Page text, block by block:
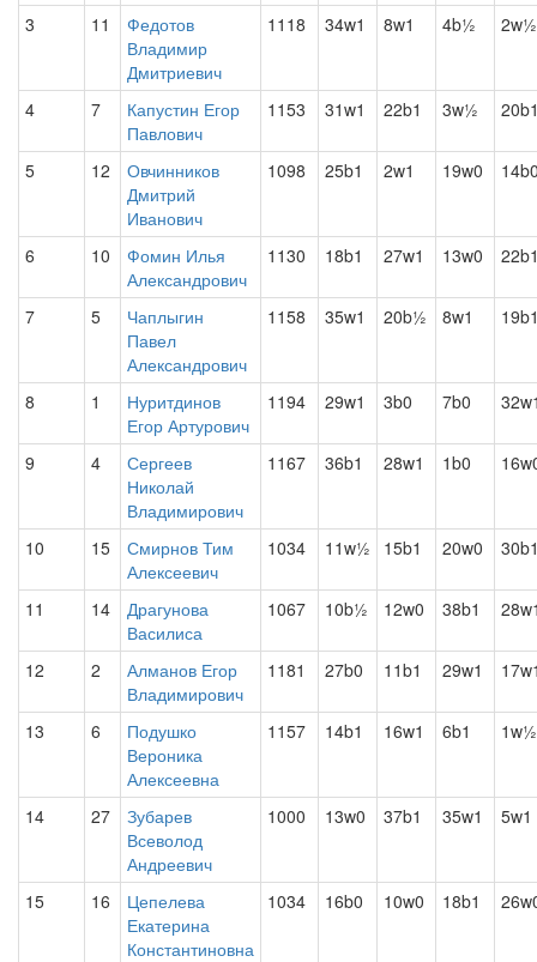
3 11
Федотов
Владимир
Дмитриевич
1118 34w1 8w1 4b½ 2w½
4 7
Капустин Егор
Павлович
1153 31w1 22b1 3w½
5 12
Овчинников
Дмитрий
Иванович
1098 25b1 2w1 19w0
6 10
Фомин Илья
Александрович
1130 18b1 27w1 13w0
7 5
Чаплыгин
Павел
Александрович
1158 35w1 20b½ 8w1
8 1
Нуритдинов
Егор Артурович
1194 29w1 3b0 7b0
9 4
Сергеев
Николай
Владимирович
1167 36b1 28w1 1b0
10 15
Смирнов Тим
Алексеевич
1034 11w½ 15b1 20w0
11 14
Драгунова
Василиса
1067 10b½ 12w0 38b1
12 2
Алманов Егор
Владимирович
1181 27b0 11b1 29w1
13 6
Подушко
Вероника
Алексеевна
1157 14b1 16w1 6b1 1w½
14 27
Зубарев
Всеволод
Андреевич
1000 13w0 37b1 35w1 5w1
15 16
Цепелева
Екатерина
Константиновна
1034 16b0 10w0 18b1